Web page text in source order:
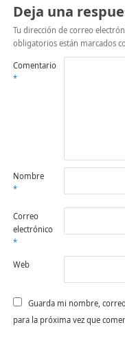
Deja una
Tu dirección de correo
obligatorios están marcados
Comentario
*
Nombre
*
Correo
electrónico
*
Web
Guarda mi nombre,
para la próxima vez que